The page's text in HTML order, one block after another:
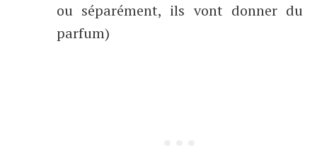
ou séparément, ils vont donner du
parfum)